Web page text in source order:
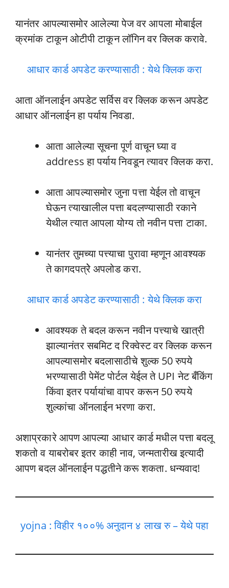
यानंतर आपल्यासमोर आलेल्या पेज वर आपला मोबाईल
क्रमांक टाकून ओटीपी टाकून लॉगिन वर क्लिक करावे.
आधार कार्ड अपडेट करण्यासाठी : येथे क्लिक करा
आता ऑनलाईन अपडेट सर्विस वर क्लिक करून अपडेट
आधार ऑनलाईन हा पर्याय निवडा.
आता आलेल्या सूचना पूर्ण वाचून घ्या व
address हा पर्याय निवडून त्यावर क्लिक करा.
आता आपल्यासमोर जुना पत्ता येईल तो वाचून
घेऊन त्याखालील पत्ता बदलण्यासाठी रकाने
येथील त्यात आपला योग्य तो नवीन पत्ता टाका.
यानंतर तुमच्या पत्त्याचा पुरावा म्हणून आवश्यक
ते कागदपत्रेे अपलोड करा.
आधार कार्ड अपडेट करण्यासाठी : येथे क्लिक करा
आवश्यक ते बदल करून नवीन पत्त्याचे खात्री
झाल्यानंतर सबमिट द रिक्वेस्ट वर क्लिक करून
आपल्यासमोर बदलासाठीचे शुल्क 50 रुपये
भरण्यासाठी पेमेंट पोर्टल येईल ते UPI नेट बँकिंग
किंवा इतर पर्यायांचा वापर करून 50 रुपये
शुल्कांचा ऑनलाईन भरणा करा.
अशाप्रकारे आपण आपल्या आधार कार्ड मधील पत्ता बदलू
शकतो व याबरोबर इतर काही नाव, जन्मतारीख इत्यादी
आपण बदल ऑनलाईन पद्धतीने करू शकता. धन्यवाद!
yojna : विहीर १००% अनुदान ४ लाख रु – येथे पहा